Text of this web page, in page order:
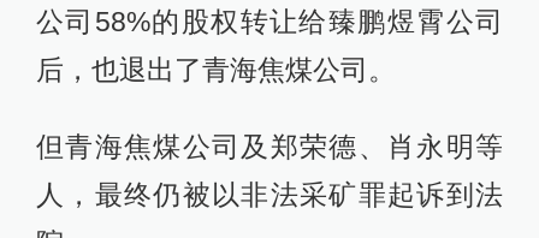
公司58%的股权转让给臻鹏煜霄公司
后，也退出了青海焦煤公司。
但青海焦煤公司及郑荣德、肖永明等
人，最终仍被以非法采矿罪起诉到法